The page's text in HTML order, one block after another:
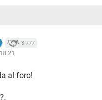
3.777
al foro!